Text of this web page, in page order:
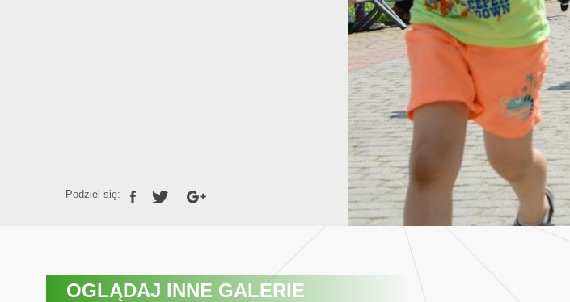
Podziel się:
OGLĄDAJ INNE GALERIE